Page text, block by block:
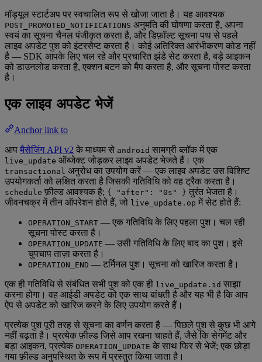
मॉड्यूल स्टार्टअप पर स्वचालित रूप से खोजा जाता है। यह आवश्यक
POST_PROMOTED_NOTIFICATIONS अनुमति की घोषणा करता है, अपना
स्वयं का सूचना चैनल पंजीकृत करता है, और डिफ़ॉल्ट सूचना पथ से पहले
लाइव अपडेट पुश को इंटरसेप्ट करता है। कोई अतिरिक्त आरंभीकरण कोड नहीं
है — SDK आपके लिए चल रहे और प्रचारित झंडे सेट करता है, बड़े आइकन
को डाउनलोड करता है, एक्शन बटन को मैप करता है, और सूचना पोस्ट करता
है।
एक लाइव अपडेट भेजें
Anchor link to
आप मैसेजिंग API v2 के माध्यम से android सामग्री ब्लॉक में एक
live_update ऑब्जेक्ट जोड़कर लाइव अपडेट भेजते हैं। एक
transactional अनुरोध का उपयोग करें — एक लाइव अपडेट उस विशिष्ट
उपयोगकर्ता को लक्षित करता है जिसकी गतिविधि को वह ट्रैक करता है।
schedule फ़ील्ड आवश्यक है; { "after": "0s" } तुरंत भेजता है।
जीवनचक्र में तीन ऑपरेशन होते हैं, जो live_update.op में सेट होते हैं:
OPERATION_START — एक गतिविधि के लिए पहला पुश। चल रही
सूचना पोस्ट करता है।
OPERATION_UPDATE — उसी गतिविधि के लिए बाद का पुश। इसे
चुपचाप ताज़ा करता है।
OPERATION_END — टर्मिनल पुश। सूचना को खारिज करता है।
एक ही गतिविधि से संबंधित सभी पुश को एक ही live_update.id साझा
करना होगा। वह आईडी अपडेट को एक साथ बांधती है और यह भी है कि आप
ऐप से अपडेट को खारिज करने के लिए उपयोग करते हैं।
प्रत्येक पुश पूरी तरह से सूचना का वर्णन करता है — पिछले पुश से कुछ भी आगे
नहीं बढ़ता है। प्रत्येक फ़ील्ड जिसे आप रखना चाहते हैं, जैसे कि सेगमेंट और
बड़ा आइकन, प्रत्येक OPERATION_UPDATE के साथ फिर से भेजें; एक छोड़ा
गया फ़ील्ड अनुपस्थित के रूप में प्रस्तुत किया जाता है।